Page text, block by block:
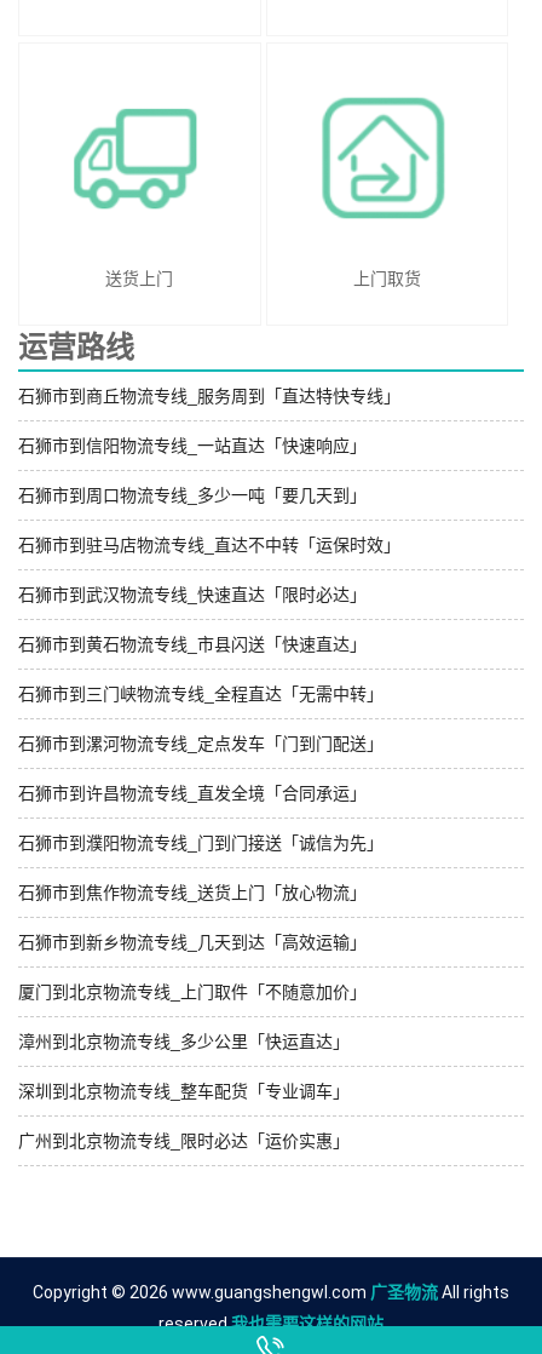
送货上门 上门取货
运营路线
石狮市到商丘物流专线_服务周到「直达特快专线」
石狮市到信阳物流专线_一站直达「快速响应」
石狮市到周口物流专线_多少一吨「要几天到」
石狮市到驻马店物流专线_直达不中转「运保时效」
石狮市到武汉物流专线_快速直达「限时必达」
石狮市到黄石物流专线_市县闪送「快速直达」
石狮市到三门峡物流专线_全程直达「无需中转」
石狮市到漯河物流专线_定点发车「门到门配送」
石狮市到许昌物流专线_直发全境「合同承运」
石狮市到濮阳物流专线_门到门接送「诚信为先」
石狮市到焦作物流专线_送货上门「放心物流」
石狮市到新乡物流专线_几天到达「高效运输」
厦门到北京物流专线_上门取件「不随意加价」
漳州到北京物流专线_多少公里「快运直达」
深圳到北京物流专线_整车配货「专业调车」
广州到北京物流专线_限时必达「运价实惠」
Copyright © 2026 www.guangshengwl.com 广圣物流All rights
reserved.我也需要这样的网站